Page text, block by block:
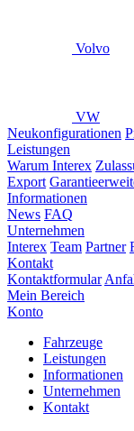
Volvo
VW
Neukonfigurationen
Leistungen
Warum Interex
Export
Informationen
News FAQ
Unternehmen
Interex Team Partner
Kontakt
Kontaktformular
Mein Bereich
Konto
Fahrzeuge
Leistungen
Informationen
Unternehmen
Kontakt